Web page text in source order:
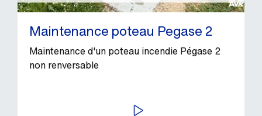
Maintenance poteau Pegase 2
Maintenance d'un poteau incendie Pégase 2
non renversable
LIRE